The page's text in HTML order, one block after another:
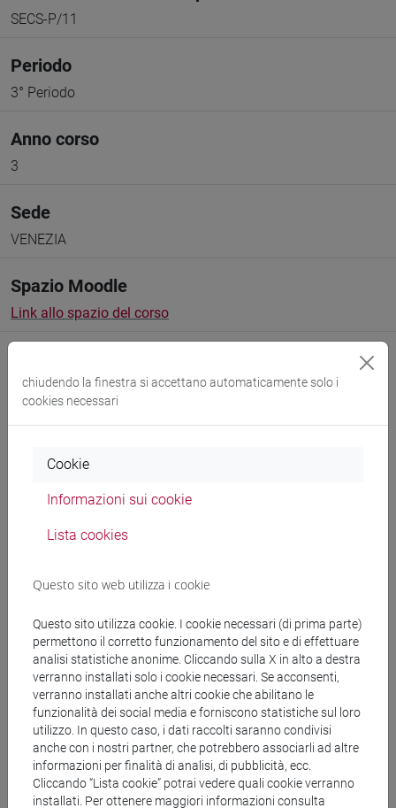
SECS-P/11
Periodo
3° Periodo
Anno corso
3
Sede
VENEZIA
Spazio Moodle
Link allo spazio del corso
Programma
Docenti
PROTO Antonio- 30h Lezione
Materiali didattici
Materiali su Moodle
Corsi di studio e percorsi
chiudendo la finestra si accettano automaticamente solo i
cookies necessari
Cookie
Informazioni sui cookie
Lista cookies
Questo sito web utilizza i cookie
Questo sito utilizza cookie. I cookie necessari (di prima parte)
permettono il corretto funzionamento del sito e di effettuare
analisi statistiche anonime. Cliccando sulla X in alto a destra
verranno installati solo i cookie necessari. Se acconsenti,
verranno installati anche altri cookie che abilitano le
funzionalità dei social media e forniscono statistiche sul loro
utilizzo. In questo caso, i dati raccolti saranno condivisi
anche con i nostri partner, che potrebbero associarli ad altre
informazioni per finalità di analisi, di pubblicità, ecc.
Cliccando “Lista cookie” potrai vedere quali cookie verranno
installati. Per ottenere maggiori informazioni consulta